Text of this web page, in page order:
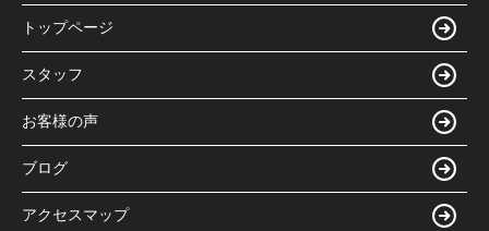
トップページ
スタッフ
お客様の声
ブログ
アクセスマップ